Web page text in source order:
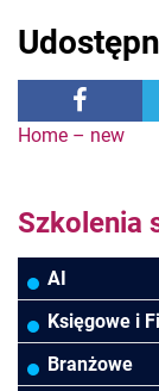
Home – new
Szkolenia
AI
Księgowe i
Podatki VAT/
Branżowe